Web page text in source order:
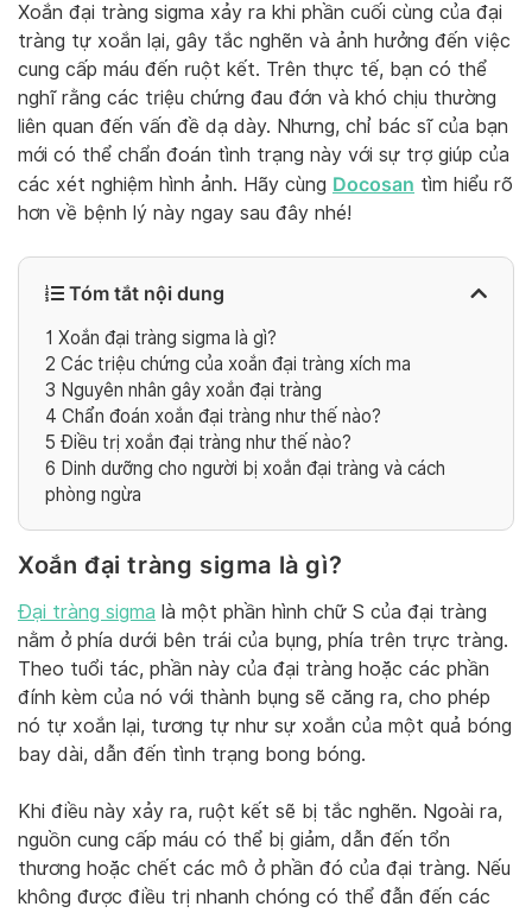
Xoắn đại tràng sigma xảy ra khi phần cuối cùng của đại
tràng tự xoắn lại, gây tắc nghẽn và ảnh hưởng đến việc
cung cấp máu đến ruột kết. Trên thực tế, bạn có thể
nghĩ rằng các triệu chứng đau đớn và khó chịu thường
liên quan đến vấn đề dạ dày. Nhưng, chỉ bác sĩ của bạn
mới có thể chẩn đoán tình trạng này với sự trợ giúp của
các xét nghiệm hình ảnh. Hãy cùng Docosan tìm hiểu rõ
hơn về bệnh lý này ngay sau đây nhé!
Tóm tắt nội dung
1 Xoắn đại tràng sigma là gì?
2 Các triệu chứng của xoắn đại tràng xích ma
3 Nguyên nhân gây xoắn đại tràng
4 Chẩn đoán xoắn đại tràng như thế nào?
5 Điều trị xoắn đại tràng như thế nào?
6 Dinh dưỡng cho người bị xoắn đại tràng và cách
phòng ngừa
Xoắn đại tràng sigma là gì?
Đại tràng sigma là một phần hình chữ S của đại tràng
nằm ở phía dưới bên trái của bụng, phía trên trực tràng.
Theo tuổi tác, phần này của đại tràng hoặc các phần
đính kèm của nó với thành bụng sẽ căng ra, cho phép
nó tự xoắn lại, tương tự như sự xoắn của một quả bóng
bay dài, dẫn đến tình trạng bong bóng.
Khi điều này xảy ra, ruột kết sẽ bị tắc nghẽn. Ngoài ra,
nguồn cung cấp máu có thể bị giảm, dẫn đến tổn
thương hoặc chết các mô ở phần đó của đại tràng. Nếu
không được điều trị nhanh chóng có thể đẫn đến các